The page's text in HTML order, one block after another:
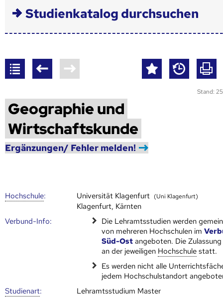
Studienkatalog durchsuchen
Stand:
Geographie und
Wirtschaftskunde
Ergänzungen/ Fehler melden!
Hoch­schule: Universität Klagenfurt (Uni Klagenfurt)
Klagenfurt, Kärnten
Verbund-Info:
Die Lehramtsstudien werden
von mehreren Hoch­schulen im
Süd-Ost angeboten. Die
an der jeweiligen Hoch­schule statt.
Es werden nicht alle
jedem Hochschulstandort
Studienart:
Lehramtsstudium Master